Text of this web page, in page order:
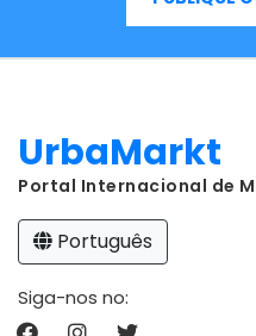
UrbaMarkt
Portal Internacional de
Português
Siga-nos no: